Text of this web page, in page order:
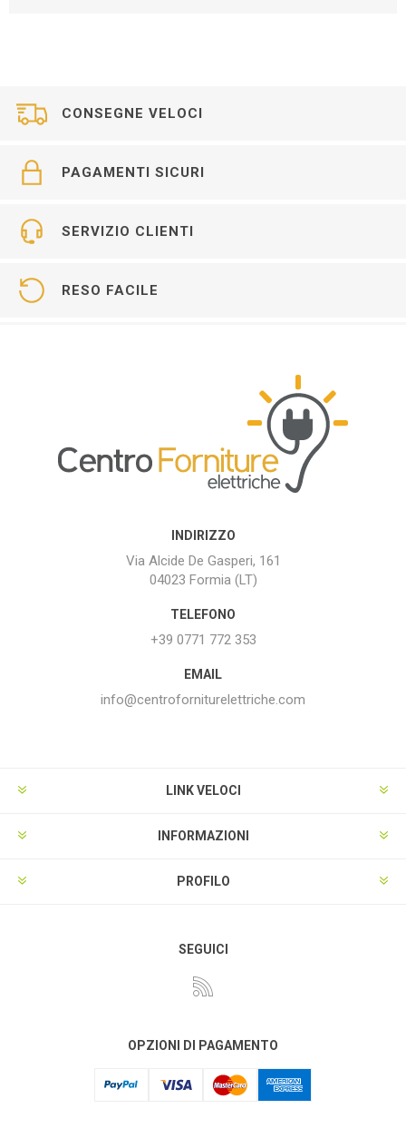
CONSEGNE VELOCI
PAGAMENTI SICURI
SERVIZIO CLIENTI
RESO FACILE
INDIRIZZO
Via Alcide De Gasperi, 161
04023 Formia (LT)
TELEFONO
+39 0771 772 353
EMAIL
info@centroforniturelettriche.com
LINK VELOCI
INFORMAZIONI
PROFILO
SEGUICI
OPZIONI DI PAGAMENTO